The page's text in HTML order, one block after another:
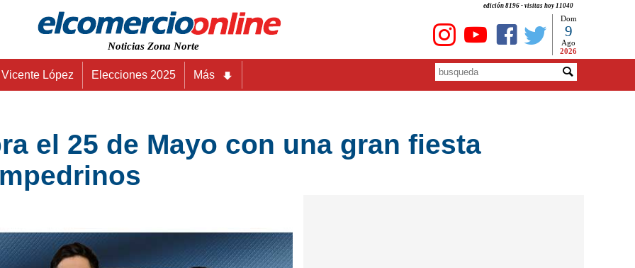
edición 8196 - visitas hoy 11040
Noticias Zona Norte
Dom
9
Ago
2026
Vicente López Elecciones 2025 Más
el 25 de Mayo con una gran fiesta